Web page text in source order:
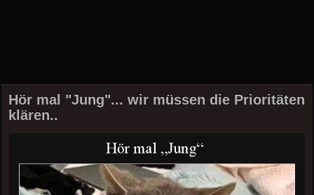
Hör mal "Jung"... wir müssen die Prioritäten
klären..